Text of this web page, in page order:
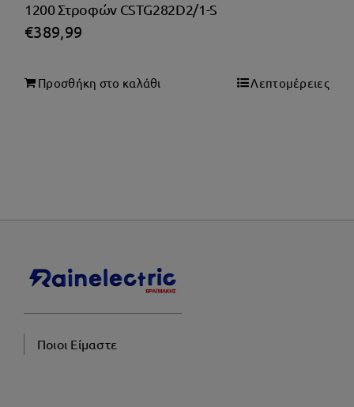
1200 Στροφών CSTG282D2/1-S
€389,99
Προσθήκη στο καλάθι Λεπτομέρειες
Ποιοι Είμαστε